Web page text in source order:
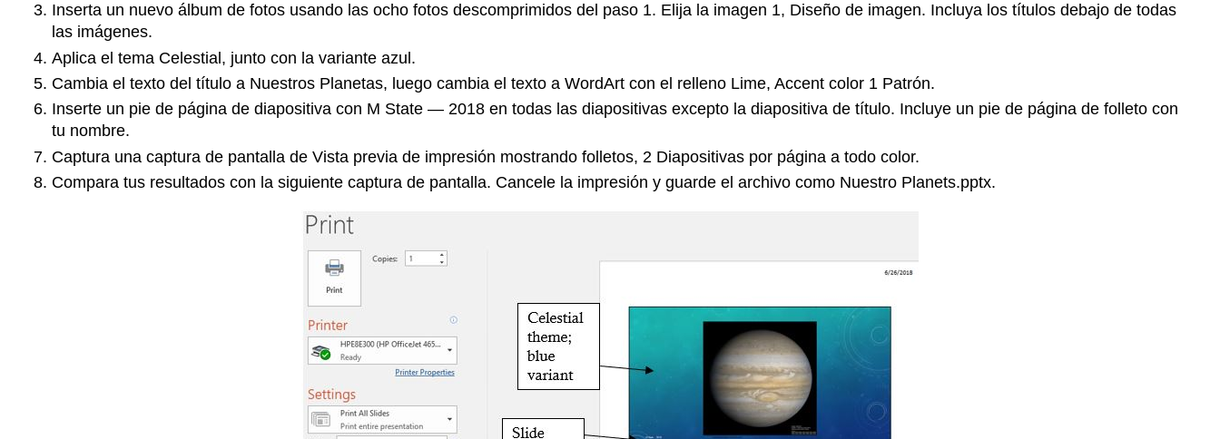
Inserta un nuevo álbum de fotos usando las ocho fotos descomprimidos del paso 1. Elija la imagen 1, Diseño de imagen. Incluya los títulos debajo de todas
las imágenes.
Aplica el tema Celestial, junto con la variante azul.
Cambia el texto del título a Nuestros Planetas, luego cambia el texto a WordArt con el relleno Lime, Accent color 1 Patrón.
Inserte un pie de página de diapositiva con M State — 2018 en todas las diapositivas excepto la diapositiva de título. Incluye un pie de página de folleto con
tu nombre.
Captura una captura de pantalla de Vista previa de impresión mostrando folletos, 2 Diapositivas por página a todo color.
Compara tus resultados con la siguiente captura de pantalla. Cancele la impresión y guarde el archivo como Nuestro Planets.pptx.